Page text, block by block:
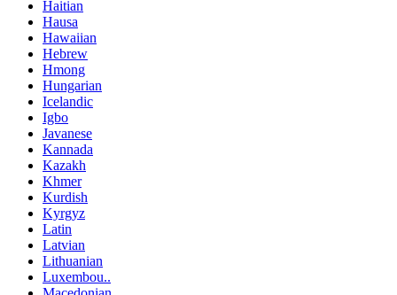
Haitian
Hausa
Hawaiian
Hebrew
Hmong
Hungarian
Icelandic
Igbo
Javanese
Kannada
Kazakh
Khmer
Kurdish
Kyrgyz
Latin
Latvian
Lithuanian
Luxembou..